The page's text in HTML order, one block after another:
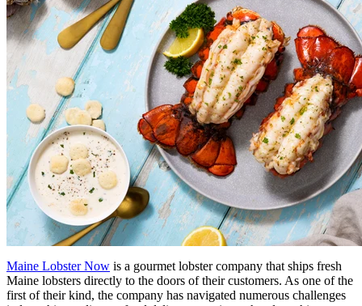
Maine Lobster Now is a gourmet lobster company that ships fresh
Maine lobsters directly to the doors of their customers. As one of the
first of their kind, the company has navigated numerous challenges